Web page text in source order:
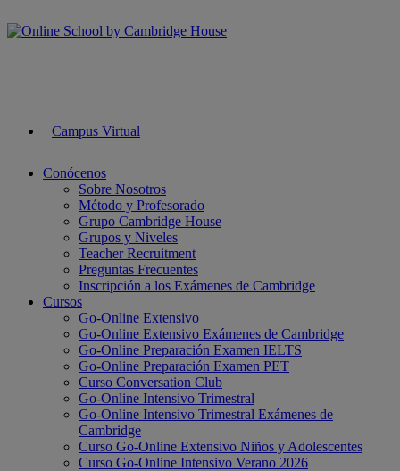
Campus Virtual
Conócenos
Sobre Nosotros
Método y Profesorado
Grupo Cambridge House
Grupos y Niveles
Teacher Recruitment
Preguntas Frecuentes
Inscripción a los Exámenes de Cambridge
Cursos
Go-Online Extensivo
Go-Online Extensivo Exámenes de Cambridge
Go-Online Preparación Examen IELTS
Go-Online Preparación Examen PET
Curso Conversation Club
Go-Online Intensivo Trimestral
Go-Online Intensivo Trimestral Exámenes de
Cambridge
Curso Go-Online Extensivo Niños y Adolescentes
Curso Go-Online Intensivo Verano 2026